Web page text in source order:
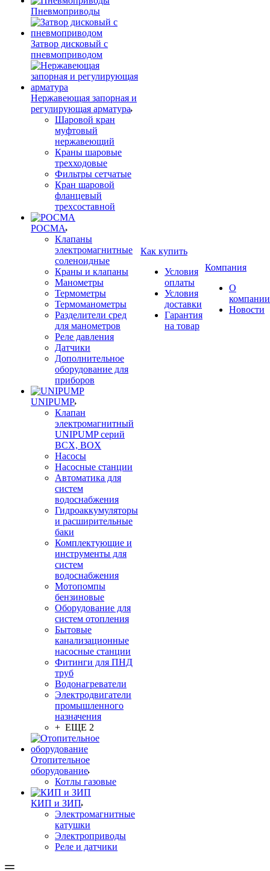
Пневмоприводы
Затвор дисковый с
пневмоприводом
Нержавеющая запорная и
регулирующая арматура
Шаровой кран
муфтовый
нержавеющий
Краны шаровые
трехходовые
Фильтры сетчатые
Кран шаровой
фланцевый
трехсоставной
РОСМА
Клапаны
электромагнитные
соленоидные
Краны и клапаны
Манометры
Термометры
Термоманометры
Разделители сред
для манометров
Реле давления
Датчики
Дополнительное
оборудование для
приборов
UNIPUMP
Клапан
электромагнитный
UNIPUMP серий
BCX, BOX
Насосы
Насосные станции
Автоматика для
систем
водоснабжения
Гидроаккумуляторы
и расширительные
баки
Комплектующие и
инструменты для
систем
водоснабжения
Мотопомпы
бензиновые
Оборудование для
систем отопления
Бытовые
канализационные
насосные станции
Фитинги для ПНД
труб
Водонагреватели
Электродвигатели
промышленного
назначения
+ ЕЩЕ 2
Отопительное
оборудование
Котлы газовые
КИП и ЗИП
Электромагнитные
катушки
Электроприводы
Реле и датчики
Как купить
Условия
оплаты
Условия
доставки
Гарантия
на товар
Компания
О
компании
Новости